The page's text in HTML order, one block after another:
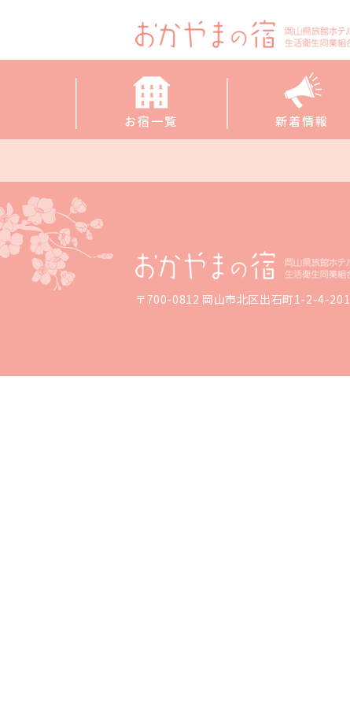
お宿一覧 新着情報
〒700-0812 岡山市北区出石町1-2-4-201